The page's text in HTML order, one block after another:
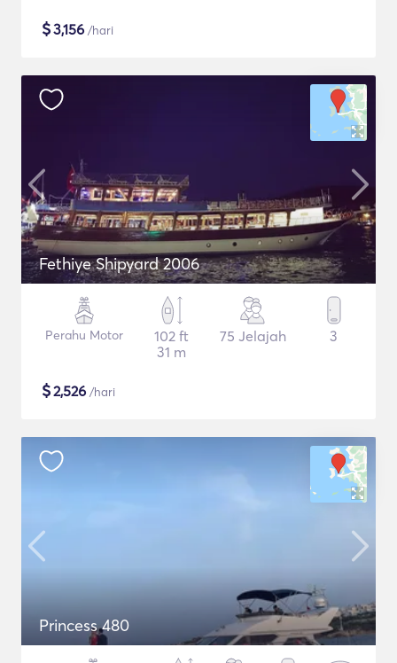
$3,156 /hari
Fethiye Shipyard 2006
Perahu Motor
102 ft
31 m
75 Jelajah 3
$2,526 /hari
Princess 480